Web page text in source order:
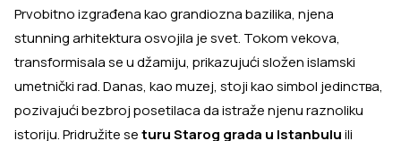
Prvobitno izgrađena kao grandiozna bazilika, njena
stunning arhitektura osvojila je svet. Tokom vekova,
transformisala se u džamiju, prikazujući složen islamski
umetnički rad. Danas, kao muzej, stoji kao simbol jedinства,
pozivajući bezbroj posetilaca da istraže njenu raznoliku
istoriju. Pridružite seturu Starog grada u Istanbuluili